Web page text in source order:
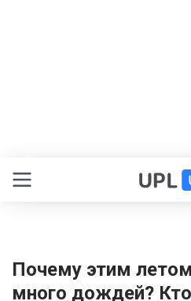
Почему этим
много дождей?